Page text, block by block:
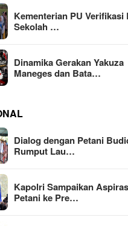
Kementerian PU Verifikasi
Sekolah …
Dinamika Gerakan Yakuza
Maneges dan Bata…
Dialog dengan Petani
Rumput Lau…
Kapolri Sampaikan
Petani ke Pre…